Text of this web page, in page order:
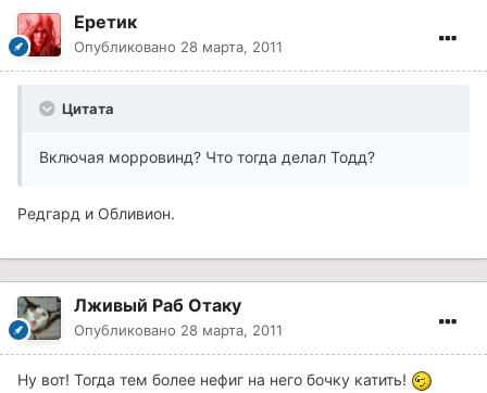
Еретик
Опубликовано 28 марта, 2011
Цитата
Включая морровинд? Что тогда делал Тодд?
Редгард и Обливион.
Лживый Раб Отаку
Опубликовано 28 марта, 2011
Ну вот! Тогда тем более нефиг на него бочку катить!